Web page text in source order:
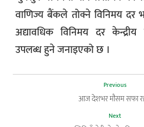
वाणिज्य बैंकले तोक्ने विनिमय
अद्यावधिक विनिमय दर
उपलब्ध हुने जनाइएको छ ।
Previous
आज देशभर मौसम सफा
Next